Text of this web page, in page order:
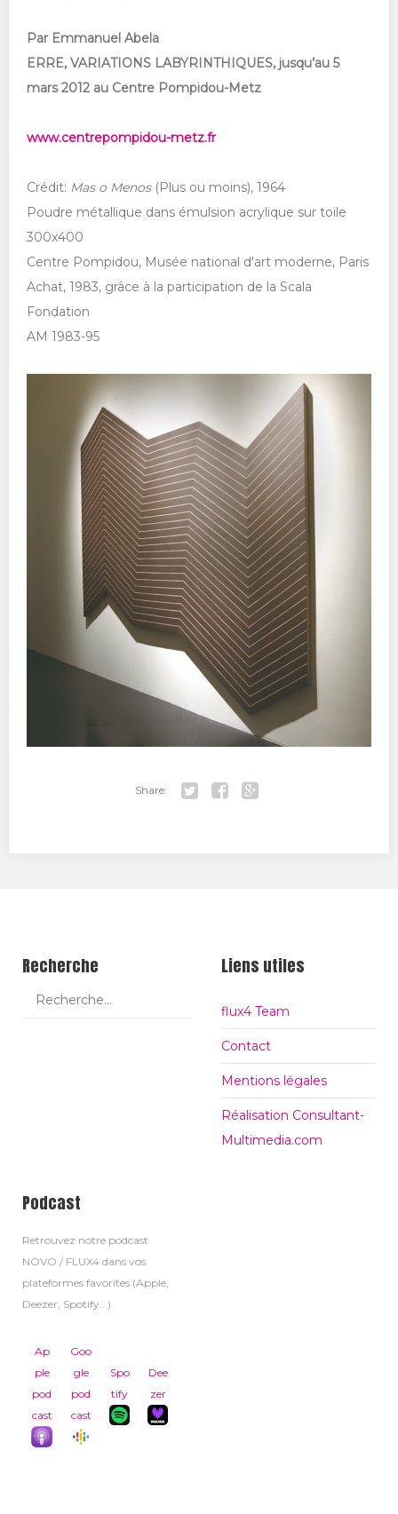
Par Emmanuel Abela
ERRE, VARIATIONS LABYRINTHIQUES, jusqu’au 5
mars 2012 au Centre Pompidou-Metz
www.centrepompidou-metz.fr
Crédit: Mas o Menos (Plus ou moins), 1964
Poudre métallique dans émulsion acrylique sur toile
300x400
Centre Pompidou, Musée national d'art moderne, Paris
Achat, 1983, grâce à la participation de la Scala
Fondation
AM 1983-95
Share:
Recherche Liens utiles
flux4 Team
Contact
Mentions légales
Réalisation Consultant-
Multimedia.com
Podcast
Retrouvez notre podcast
NOVO / FLUX4 dans vos
plateformes favorites (Apple,
Deezer, Spotify...)
Ap
ple
pod
cast
Goo
gle
pod
cast
Spo
tify
Dee
zer